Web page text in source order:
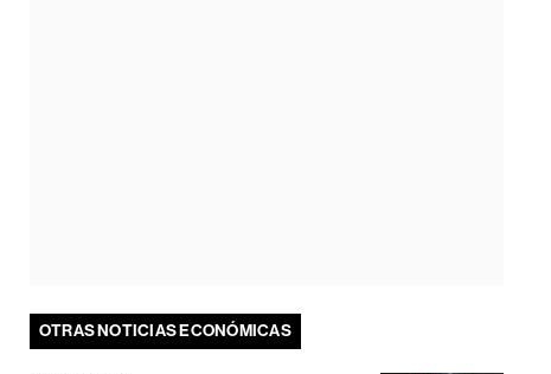
OTRAS NOTICIAS ECONÓMICAS